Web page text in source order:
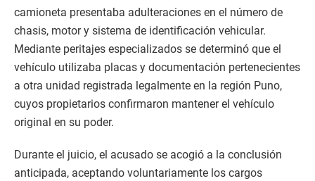
camioneta presentaba adulteraciones en el número de
chasis, motor y sistema de identificación vehicular.
Mediante peritajes especializados se determinó que el
vehículo utilizaba placas y documentación pertenecientes
a otra unidad registrada legalmente en la región Puno,
cuyos propietarios confirmaron mantener el vehículo
original en su poder.
Durante el juicio, el acusado se acogió a la conclusión
anticipada, aceptando voluntariamente los cargos